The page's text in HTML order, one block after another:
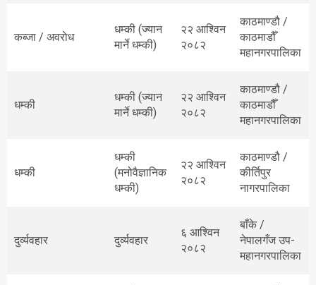
कब्जा / अवराेध
धम्की (ज्यान
मार्ने धम्की)
२२ आश्विन
२०८२
काठमाण्डौ /
काठमाडौँ
महानगरपालिका
धम्की
धम्की (ज्यान
मार्ने धम्की)
२२ आश्विन
२०८२
काठमाण्डौ /
काठमाडौँ
महानगरपालिका
धम्की
धम्की
(मनोवैज्ञानिक
धम्की)
२२ आश्विन
२०८२
काठमाण्डौ /
कीर्तिपुर
नागरपालिका
दुर्व्यवहार दुर्व्यवहार
६ आश्विन
२०८२
बाँके /
नेपालगँज उप-
महानगरपालिका